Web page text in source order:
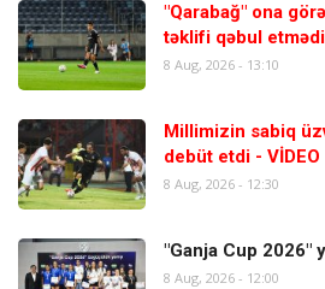
"Qarabağ" ona
təklifi qəbul etmədi
8 Aug, 2026 - 13:10
Millimizin sabiq
debüt etdi - VİDEO
8 Aug, 2026 - 12:30
"Ganja Cup 2026"
8 Aug, 2026 - 12:00